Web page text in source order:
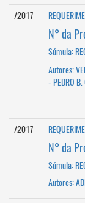
/2017
N° da
Súmula:
Autores:V
- PEDRO B.
/2017
N° da
Súmula:
Autores: